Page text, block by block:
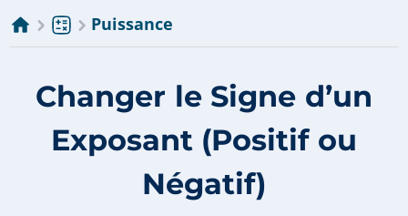
Puissance
Changer le Signe d’un
Exposant (Positif ou
Négatif)